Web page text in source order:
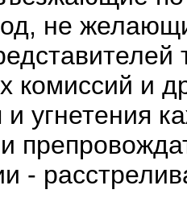
не
комиссий и
угнетения
-